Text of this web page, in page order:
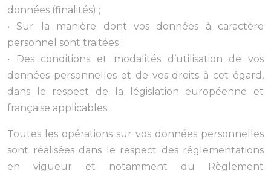
données (finalités) ;
• Sur la manière dont vos données à caractère
personnel sont traitées ;
• Des conditions et modalités d’utilisation de vos
données personnelles et de vos droits à cet égard,
dans le respect de la législation européenne et
française applicables.
Toutes les opérations sur vos données personnelles
sont réalisées dans le respect des réglementations
en vigueur et notamment du Règlement